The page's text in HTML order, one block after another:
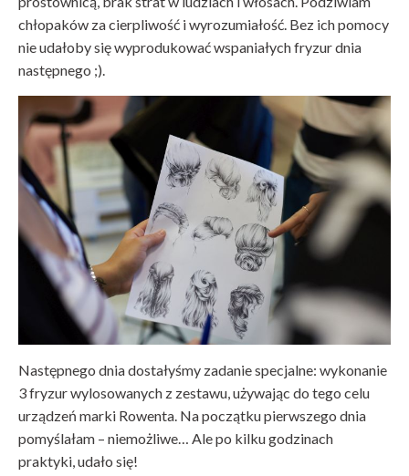
chłopaków za cierpliwość i wyrozumiałość. Bez ich pomocy
nie udałoby się wyprodukować wspaniałych fryzur dnia
następnego ;).
Następnego dnia dostałyśmy zadanie specjalne: wykonanie
3 fryzur wylosowanych z zestawu, używając do tego celu
urządzeń marki Rowenta. Na początku pierwszego dnia
pomyślałam – niemożliwe… Ale po kilku godzinach
praktyki, udało się!